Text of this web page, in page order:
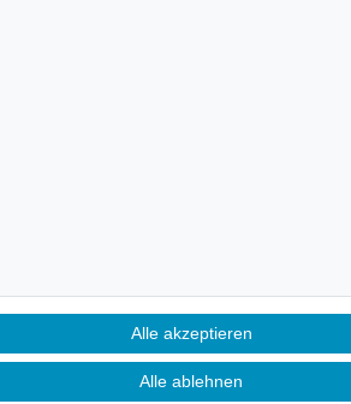
Alle akzeptieren
Alle ablehnen